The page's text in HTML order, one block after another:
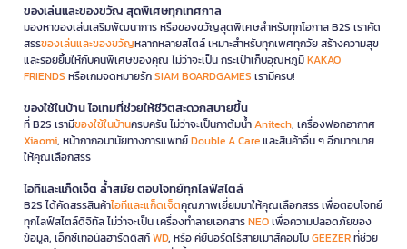
ของเล่นและของขวัญ สุดพิเศษทุกเทศกาล
มองหาของเล่นเสริมพัฒนาการ หรือของขวัญสุดพิเศษสำหรับทุกโอกาส B2S เราคัด
สรรของเล่นและของขวัญหลากหลายสไตล์ เหมาะสำหรับทุกเพศทุกวัย สร้างความสุข
และรอยยิ้มให้กับคนพิเศษของคุณ ไม่ว่าจะเป็น กระเป๋าเก็บอุณหภูมิKAKAO
FRIENDS หรือเกมจดหมายรักSIAM BOARDGAMES เรามีครบ!
ของใช้ในบ้าน ไอเทมที่ช่วยให้ชีวิตสะดวกสบายขึ้น
ที่ B2S เรามีของใช้ในบ้านครบครัน ไม่ว่าจะเป็นกาต้มน้ำAnitech, เครื่องฟอกอากาศ
Xiaomi, หน้ากากอนามัยทางการแพทย์Double A Careและสินค้าอื่น ๆ อีกมากมาย
ให้คุณเลือกสรร
ไอทีและแก็ดเจ็ต ล้ำสมัย ตอบโจทย์ทุกไลฟ์สไตล์
B2S ได้คัดสรรสินค้าไอทีและแก็ดเจ็ตคุณภาพเยี่ยมมาให้คุณเลือกสรร เพื่อตอบโจทย์
ทุกไลฟ์สไตล์ดิจิทัล ไม่ว่าจะเป็น เครื่องทำลายเอกสารNEOเพื่อความปลอดภัยของ
ข้อมูล, เอ็กซ์เทอนัลฮาร์ดดิสก์WD, หรือ คีย์บอร์ดไร้สายเมาส์คอมโบGEEZERที่ช่วย